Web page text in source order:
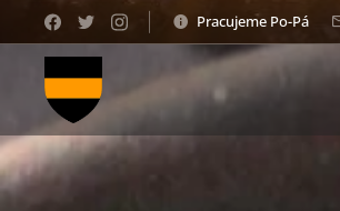
Pracujeme Po-Pá